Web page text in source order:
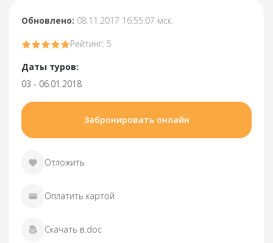
Обновлено: 08.11.2017 16:55:07 мск.
Рейтинг: 5
Даты туров:
03 - 06.01.2018
Забронировать онлайн
Отложить
Оплатить картой
Скачать в.doc